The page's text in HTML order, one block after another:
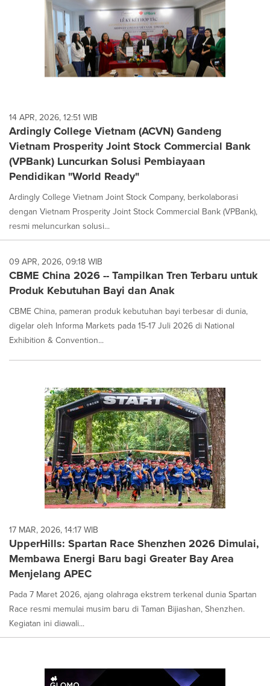
14 APR, 2026, 12:51 WIB
Ardingly College Vietnam (ACVN) Gandeng
Vietnam Prosperity Joint Stock Commercial Bank
(VPBank) Luncurkan Solusi Pembiayaan
Pendidikan "World Ready"
Ardingly College Vietnam Joint Stock Company, berkolaborasi
dengan Vietnam Prosperity Joint Stock Commercial Bank (VPBank),
resmi meluncurkan solusi...
09 APR, 2026, 09:18 WIB
CBME China 2026 -- Tampilkan Tren Terbaru untuk
Produk Kebutuhan Bayi dan Anak
CBME China, pameran produk kebutuhan bayi terbesar di dunia,
digelar oleh Informa Markets pada 15-17 Juli 2026 di National
Exhibition & Convention...
17 MAR, 2026, 14:17 WIB
UpperHills: Spartan Race Shenzhen 2026 Dimulai,
Membawa Energi Baru bagi Greater Bay Area
Menjelang APEC
Pada 7 Maret 2026, ajang olahraga ekstrem terkenal dunia Spartan
Race resmi memulai musim baru di Taman Bijiashan, Shenzhen.
Kegiatan ini diawali...